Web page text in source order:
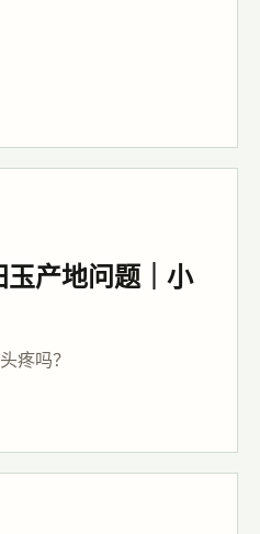
产地问题｜小
疼吗？